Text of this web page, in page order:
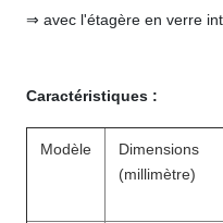
⇒ avec l'étagère en verre
Caractéristiques :
Modèle
Dimensions
(millimètre)